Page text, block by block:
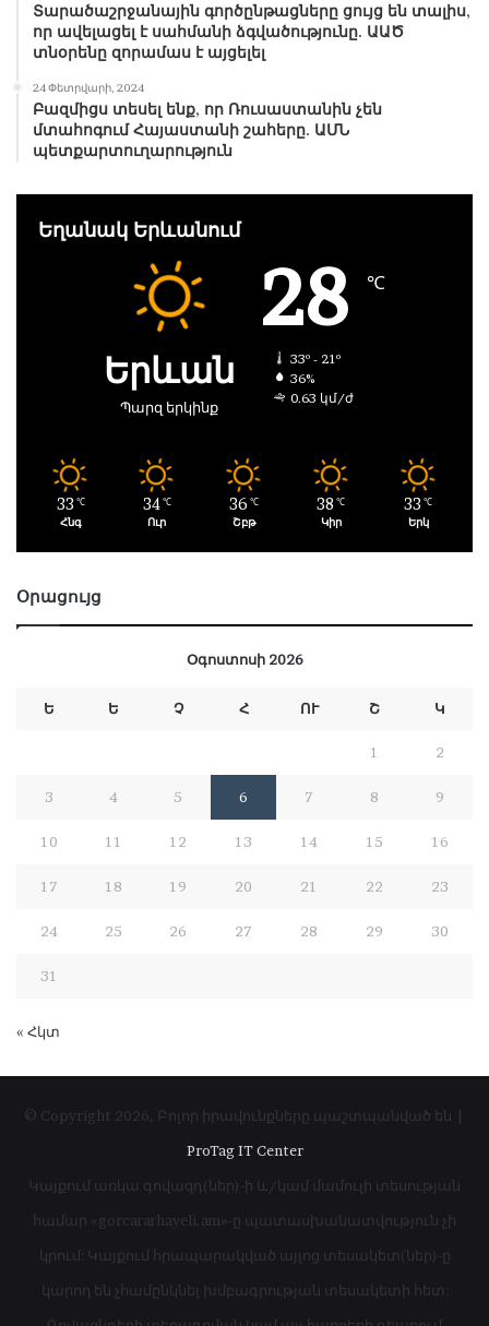
Տարածաշրջանային գործընթացները ցույց են տալիս,
որ ավելացել է սահմանի ձգվածությունը. ԱԱԾ
տնօրենը զորամաս է այցելել
24 Փետրվարի, 2024
Բազմիցս տեսել ենք, որ Ռուսաստանին չեն
մտահոգում Հայաստանի շահերը. ԱՄՆ
պետքարտուղարություն
Եղանակ Երևանում
Երևան
Պարզ երկինք
28 ℃
33º - 21º
36%
0.63 կմ/ժ
33 ℃
Հնգ
34 ℃
Ուր
36 ℃
Շբթ
38 ℃
Կիր
33 ℃
Երկ
Օրացույց
Օգոստոսի 2026
Ե Ե Չ Հ ՈՒ Շ Կ
1 2
3 4 5 6 7 8 9
10 11 12 13 14 15 16
17 18 19 20 21 22 23
24 25 26 27 28 29 30
31
« Հկտ
© Copyright 2026, Բոլոր իրավունքները պաշտպանված են |
ProTag IT Center
Կայքում առկա գովազդ(ներ)-ի և/կամ մամուլի տեսության
համար «gorcararhayeli.am»-ը պատասխանատվություն չի
կրում: Կայքում հրապարակված այլոց տեսակետ(ներ)-ը
կարող են չհամընկնել խմբագրության տեսակետի հետ: